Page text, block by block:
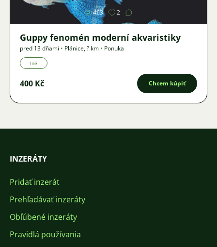
463 2
Guppy fenomén moderní akvaristiky
pred 13 dňami • Plánice,? km • Ponuka
Iné
400 Kč Chcem kúpiť
INZERÁTY
Pridať inzerát
Prehľadávať inzeráty
Obľúbené inzeráty
Pravidlá používania